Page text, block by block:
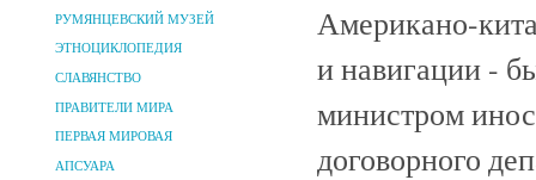
РУМЯНЦЕВСКИЙ МУЗЕЙ
ЭТНОЦИКЛОПЕДИЯ
СЛАВЯНСТВО
ПРАВИТЕЛИ МИРА
ПЕРВАЯ МИРОВАЯ
АПСУАРА
Американо-
и навигации -
министром
договорного